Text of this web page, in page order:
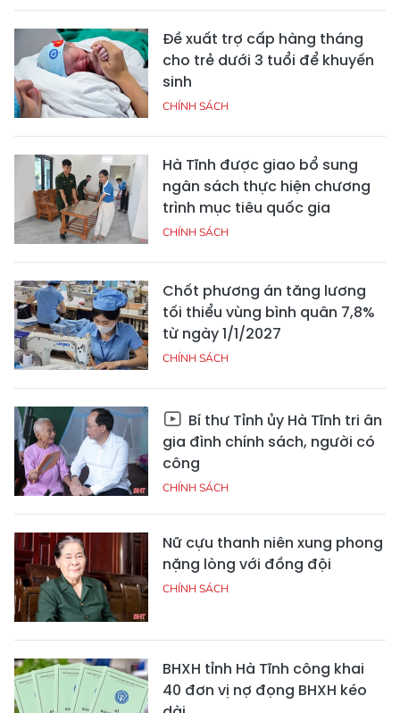
Đề xuất trợ cấp hàng tháng
cho trẻ dưới 3 tuổi để khuyến
sinh
CHÍNH SÁCH
Hà Tĩnh được giao bổ sung
ngân sách thực hiện chương
trình mục tiêu quốc gia
CHÍNH SÁCH
Chốt phương án tăng lương
tối thiểu vùng bình quân 7,8%
từ ngày 1/1/2027
CHÍNH SÁCH
Bí thư Tỉnh ủy Hà Tĩnh tri ân
gia đình chính sách, người có
công
CHÍNH SÁCH
Nữ cựu thanh niên xung phong
nặng lòng với đồng đội
CHÍNH SÁCH
BHXH tỉnh Hà Tĩnh công khai
40 đơn vị nợ đọng BHXH kéo